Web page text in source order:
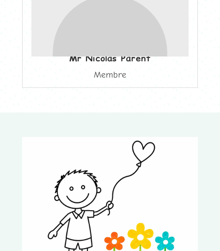
Mr Nicolas Parent
Membre